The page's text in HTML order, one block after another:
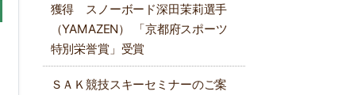
獲得 スノーボード深田茉莉選手
（YAMAZEN） 「京都府スポーツ
特別栄誉賞」受賞
ＳＡＫ競技スキーセミナーのご案